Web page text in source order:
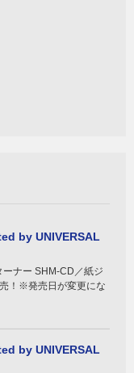
by UNIVERSAL
ナー SHM-CD／紙ジ
！※発売日が変更にな
by UNIVERSAL